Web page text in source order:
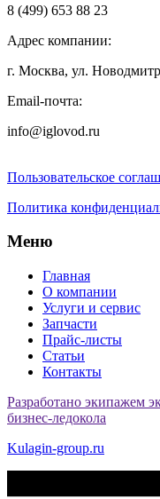
8 (499) 653 88 23
Адрес компании:
г. Москва, ул.
Email-почта:
info@iglovod.ru
Пользовательское
Политика
Меню
Главная
О компании
Услуги и сервис
Запчасти
Прайс-листы
Статьи
Контакты
Разработано экипажем
бизнес-ледокола
Kulagin-group.ru